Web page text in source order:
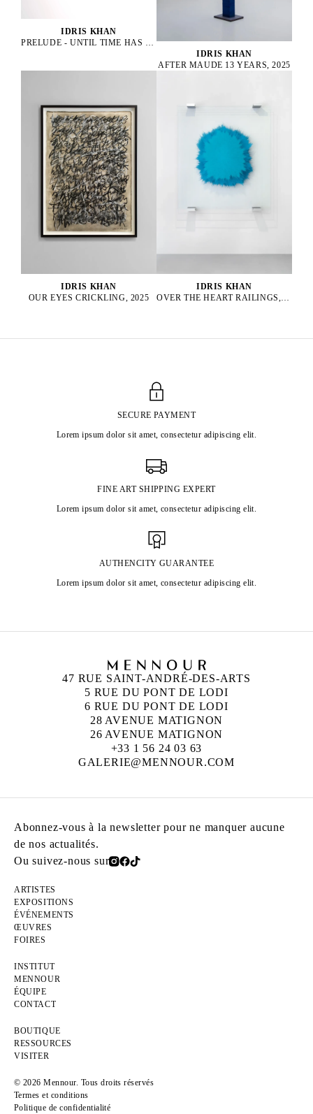
IDRIS KHAN
IDRIS KHAN
AFTER MAUDE 13 YEARS, 2025
IDRIS KHAN
OUR EYES CRICKLING, 2025
IDRIS KHAN
OVER THE HEART RAILINGS, 2025
SECURE PAYMENT
Lorem ipsum dolor sit amet, consectetur adipiscing elit.
FINE ART SHIPPING EXPERT
Lorem ipsum dolor sit amet, consectetur adipiscing elit.
AUTHENCITY GUARANTEE
Lorem ipsum dolor sit amet, consectetur adipiscing elit.
47 RUE SAINT-ANDRÉ-DES-ARTS
5 RUE DU PONT DE LODI
6 RUE DU PONT DE LODI
28 AVENUE MATIGNON
26 AVENUE MATIGNON
+33 1 56 24 03 63
GALERIE@MENNOUR.COM
Abonnez-vous à la newsletter pour ne manquer aucune
de nos actualités.
Ou suivez-nous sur
ARTISTES
EXPOSITIONS
ÉVÉNEMENTS
ŒUVRES
FOIRES
INSTITUT
MENNOUR
ÉQUIPE
CONTACT
BOUTIQUE
RESSOURCES
VISITER
© 2026 Mennour. Tous droits réservés
Termes et conditions
Politique de confidentialité